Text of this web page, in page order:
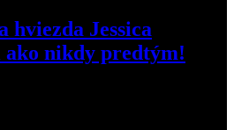
hviezda Jessica
ako nikdy predtým!